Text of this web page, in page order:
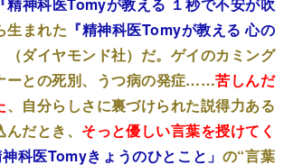
生まれた 『精神科医Tomyが教える 心の
（ダイヤモンド社）だ。ゲイのカミング
ーとの死別、うつ病の発症……苦しんだ
、自分らしさに裏づけられた説得力ある
だとき、 そっと優しい言葉を授けてく
科医Tomyきょうのひとこと 」 の“言葉